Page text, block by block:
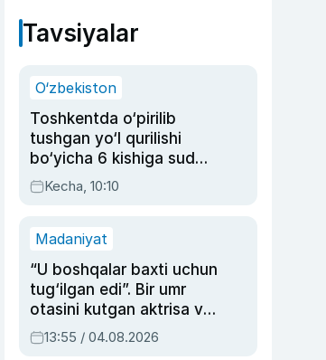
Tavsiyalar
O‘zbekiston
Toshkentda o‘pirilib
tushgan yo‘l qurilishi
bo‘yicha 6 kishiga sud
hukmi o‘qildi
Kecha, 10:10
Madaniyat
“U boshqalar baxti uchun
tug‘ilgan edi”. Bir umr
otasini kutgan aktrisa va
dublyaj ustasi Rimma
Ahmedovaning
13:55 / 04.08.2026